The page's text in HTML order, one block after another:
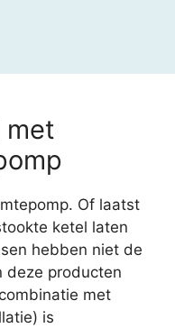
met
Of laatst
ketel laten
hebben niet de
deze producten
met
is